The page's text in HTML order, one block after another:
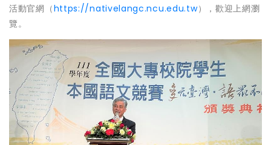
活動官網（https://nativelangc.ncu.edu.tw），歡迎上網瀏
覽。